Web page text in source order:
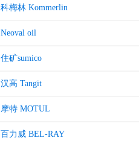
科梅林 Kommerlin
Neoval oil
住矿sumico
汉高 Tangit
摩特 MOTUL
百力威 BEL-RAY